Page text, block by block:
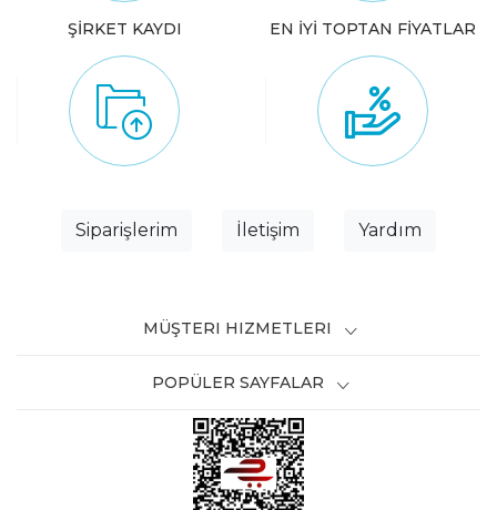
ŞİRKET KAYDI EN İYİ TOPTAN FİYATLAR
Siparişlerim İletişim Yardım
MÜŞTERI HIZMETLERI
POPÜLER SAYFALAR